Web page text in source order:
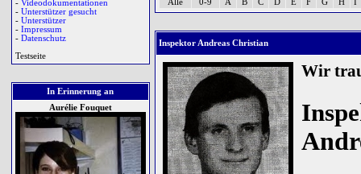
- Videodokumentationen
- Unterstützer gesucht
- Unterstützer
- Impressum
- Datenschutz
Testseite
In Erinnerung an
Aurélie Fouquet
Alle 0-9 A B C D E F G H I
Inspektor Andreas Christian
Wir